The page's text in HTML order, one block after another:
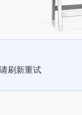
刷新重试